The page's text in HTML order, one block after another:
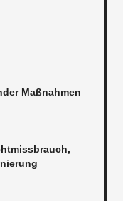
Maßnahmen